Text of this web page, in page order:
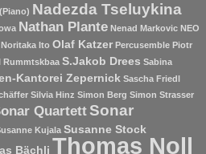
Nadezda Tseluykina
Nathan Plante Nenad Markovic NEO
Noritaka Ito Olaf Katzer Percusemble Piotr
Rummtskbaa S.Jakob Drees Sabina
Kantorei Zepernick Sascha Friedl
Silvia Hinz Simon Berg Simon Strasser
Quartett Sonar
Kujala Susanne Stock
Bächli Thomas Noll